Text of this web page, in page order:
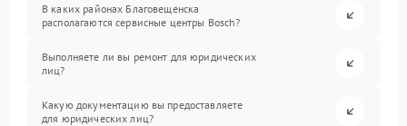
В каких районах Благовещенска
располагаются сервисные центры Bosch?
Выполняете ли вы ремонт для юридических
лиц?
Какую документацию вы предоставляете
для юридических лиц?